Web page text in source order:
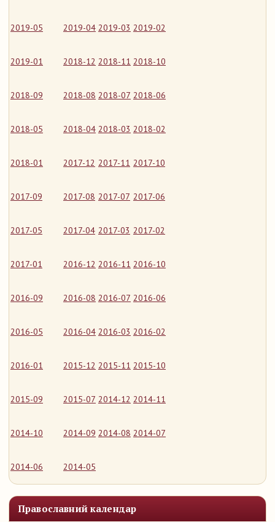
2019-05 2019-04 2019-03 2019-02
2019-01 2018-12 2018-11 2018-10
2018-09 2018-08 2018-07 2018-06
2018-05 2018-04 2018-03 2018-02
2018-01 2017-12 2017-11 2017-10
2017-09 2017-08 2017-07 2017-06
2017-05 2017-04 2017-03 2017-02
2017-01 2016-12 2016-11 2016-10
2016-09 2016-08 2016-07 2016-06
2016-05 2016-04 2016-03 2016-02
2016-01 2015-12 2015-11 2015-10
2015-09 2015-07 2014-12 2014-11
2014-10 2014-09 2014-08 2014-07
2014-06 2014-05
Православний календар